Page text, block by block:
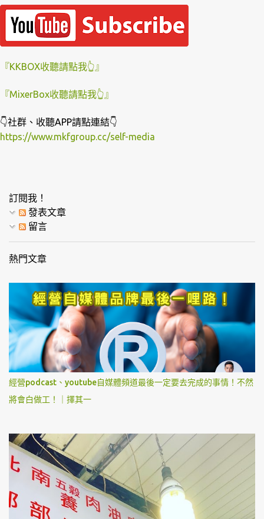
『KKBOX收聽請點我👆』
『MixerBox收聽請點我👆』
👇社群、收聽APP請點連結👇
https://www.mkfgroup.cc/self-media
訂閱我！
發表文章
留言
熱門文章
經營podcast、youtube自媒體頻道最後一定要去完成的事情！不然
將會白做工！｜擇其一